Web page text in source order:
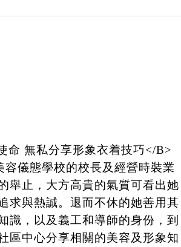
命 無私分享形象衣着技巧</B>
儀態學校的校長及經營時裝業
舉止，大方高貴的氣質可看出她
求與熱誠。退而不休的她善用其
識，以及義工和導師的身份，到
區中心分享相關的美容及形象知